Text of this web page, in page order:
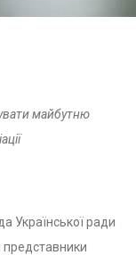
майбутню
Української ради
представники